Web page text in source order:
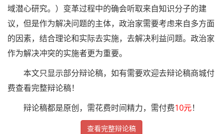
域潜心研究。）变革过程中的确会听取来自知识分子的建
议，但是作为解决问题的主体，政治家需要考虑来自多方面
的因素，结合理论和实际去实施，去解决利益问题。政治家
作为解决冲突的实施者更为重要。
本文只显示部分辩论稿，如有需要欢迎去辩论稿商城付
费查看完整辩论稿！
辩论稿都是原创，需花费时间精力，需付费10元！
查看完整辩论稿